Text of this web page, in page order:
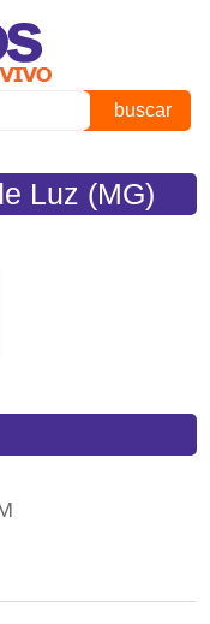
buscar
Luz (MG)